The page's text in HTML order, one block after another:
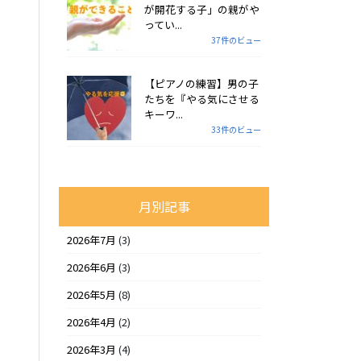
が開花する子」の親がや
ってい...
37件のビュー
【ピアノの練習】男の子
たちを『やる気にさせる
キーワ...
33件のビュー
月別記事
2026年7月 (3)
2026年6月 (3)
2026年5月 (8)
2026年4月 (2)
2026年3月 (4)